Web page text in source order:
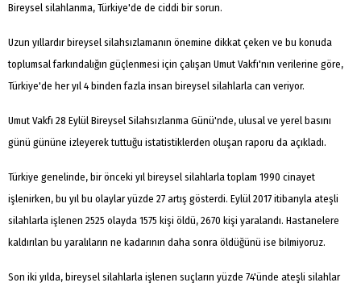
Bireysel silahlanma, Türkiye'de de ciddi bir sorun.
Uzun yıllardır bireysel silahsızlamanın önemine dikkat çeken ve bu konuda
toplumsal farkındalığın güçlenmesi için çalışan Umut Vakfı'nın verilerine göre,
Türkiye'de her yıl 4 binden fazla insan bireysel silahlarla can veriyor.
Umut Vakfı 28 Eylül Bireysel Silahsızlanma Günü'nde, ulusal ve yerel basını
günü gününe izleyerek tuttuğu istatistiklerden oluşan raporu da açıkladı.
Türkiye genelinde, bir önceki yıl bireysel silahlarla toplam 1990 cinayet
işlenirken, bu yıl bu olaylar yüzde 27 artış gösterdi. Eylül 2017 itibarıyla ateşli
silahlarla işlenen 2525 olayda 1575 kişi öldü, 2670 kişi yaralandı. Hastanelere
kaldırılan bu yaralıların ne kadarının daha sonra öldüğünü ise bilmiyoruz.
Son iki yılda, bireysel silahlarla işlenen suçların yüzde 74'ünde ateşli silahlar